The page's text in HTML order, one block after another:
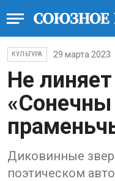
КУЛЬТУРА 29 марта 2023
Не
«Сонечны
Диковинные
поэтическом